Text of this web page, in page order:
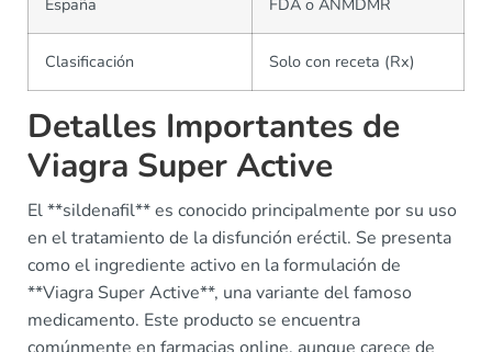
España
FDA o ANMDMR
Clasificación Solo con receta (Rx)
Detalles Importantes de
Viagra Super Active
El **sildenafil** es conocido principalmente por su uso
en el tratamiento de la disfunción eréctil. Se presenta
como el ingrediente activo en la formulación de
**Viagra Super Active**, una variante del famoso
medicamento. Este producto se encuentra